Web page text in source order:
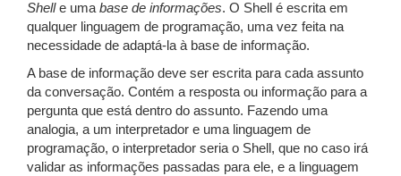
Shelle uma base de informações. O Shell é escrita em
qualquer linguagem de programação, uma vez feita na
necessidade de adaptá-la à base de informação.
A base de informação deve ser escrita para cada assunto
da conversação. Contém a resposta ou informação para a
pergunta que está dentro do assunto. Fazendo uma
analogia, a um interpretador e uma linguagem de
programação, o interpretador seria o Shell, que no caso irá
validar as informações passadas para ele, e a linguagem